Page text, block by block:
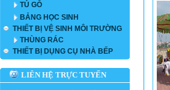
TỦ GỖ
BẢNG HỌC SINH
THIẾT BỊ VỆ SINH MÔI TRƯỜNG
THÙNG RÁC
THIẾT BỊ DỤNG CỤ NHÀ BẾP
LIÊN HỆ TRỰC TUYẾN